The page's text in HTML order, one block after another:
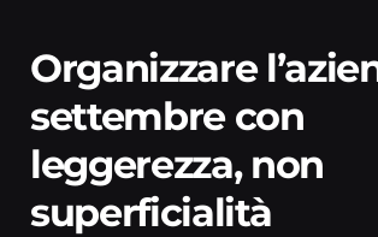
Organizzare
settembre con
leggerezza, non
superficialità